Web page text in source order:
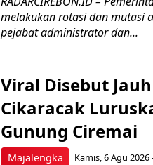
melakukan rotasi dan mutasi
pejabat administrator dan...
Majalengka
Viral Disebut
Cikaracak
Gunung Ciremai
Kamis, 6 Agu 2026